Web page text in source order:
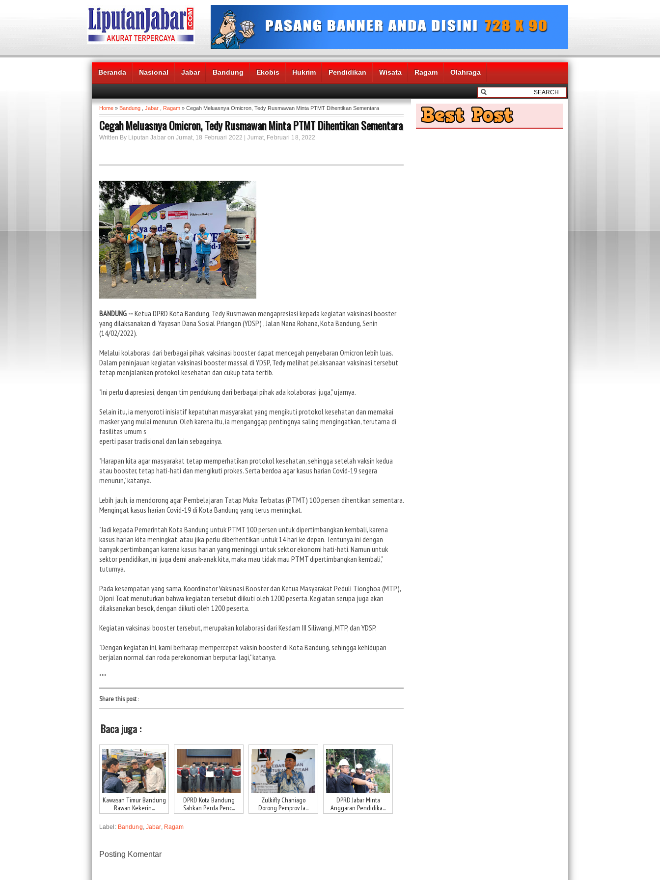
Beranda Nasional Jabar Bandung Ekobis Hukrim Pendidikan Wisata Ragam Olahraga
Headlines News :
Home » Bandung Jabar Ragam » Cegah Meluasnya Omicron, Tedy Rusmawan Minta PTMT Dihentikan Sementara
Cegah Meluasnya Omicron, Tedy Rusmawan Minta PTMT Dihentikan Sementara
Written By Liputan Jabar on Jumat, 18 Februari 2022 | Jumat, Februari 18, 2022
BANDUNG --Ketua DPRD Kota Bandung, Tedy Rusmawan mengapresiasi kepada kegiatan vaksinasi booster
yang dilaksanakan di Yayasan Dana Sosial Priangan (YDSP) , Jalan Nana Rohana, Kota Bandung, Senin
(14/02/2022).
Melalui kolaborasi dari berbagai pihak, vaksinasi booster dapat mencegah penyebaran Omicron lebih luas.
Dalam peninjauan kegiatan vaksinasi booster massal di YDSP, Tedy melihat pelaksanaan vaksinasi tersebut
tetap menjalankan protokol kesehatan dan cukup tata tertib.
"Ini perlu diapresiasi, dengan tim pendukung dari berbagai pihak ada kolaborasi juga," ujarnya.
Selain itu, ia menyoroti inisiatif kepatuhan masyarakat yang mengikuti protokol kesehatan dan memakai
masker yang mulai menurun. Oleh karena itu, ia menganggap pentingnya saling mengingatkan, terutama di
fasilitas umum s
eperti pasar tradisional dan lain sebagainya.
"Harapan kita agar masyarakat tetap memperhatikan protokol kesehatan, sehingga setelah vaksin kedua
atau booster, tetap hati-hati dan mengikuti prokes. Serta berdoa agar kasus harian Covid-19 segera
menurun," katanya.
Lebih jauh, ia mendorong agar Pembelajaran Tatap Muka Terbatas (PTMT) 100 persen dihentikan sementara.
Mengingat kasus harian Covid-19 di Kota Bandung yang terus meningkat.
"Jadi kepada Pemerintah Kota Bandung untuk PTMT 100 persen untuk dipertimbangkan kembali, karena
kasus harian kita meningkat, atau jika perlu diberhentikan untuk 14 hari ke depan. Tentunya ini dengan
banyak pertimbangan karena kasus harian yang meninggi, untuk sektor ekonomi hati-hati. Namun untuk
sektor pendidikan, ini juga demi anak-anak kita, maka mau tidak mau PTMT dipertimbangkan kembali,"
tuturnya.
Pada kesempatan yang sama, Koordinator Vaksinasi Booster dan Ketua Masyarakat Peduli Tionghoa (MTP),
Djoni Toat menuturkan bahwa kegiatan tersebut diikuti oleh 1200 peserta. Kegiatan serupa juga akan
dilaksanakan besok, dengan diikuti oleh 1200 peserta.
Kegiatan vaksinasi booster tersebut, merupakan kolaborasi dari Kesdam III Siliwangi, MTP, dan YDSP.
"Dengan kegiatan ini, kami berharap mempercepat vaksin booster di Kota Bandung, sehingga kehidupan
berjalan normal dan roda perekonomian berputar lagi," katanya.
***
Share this post:
Baca juga :
Kawasan Timur Bandung
Rawan Kekerin...
DPRD Kota Bandung
Sahkan Perda Penc...
Zulkifly Chaniago
Dorong Pemprov Ja...
DPRD Jabar Minta
Anggaran Pendidika...
Label: Bandung Jabar, Ragam
Posting Komentar